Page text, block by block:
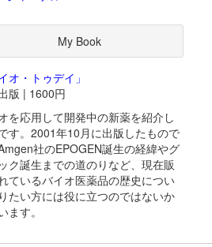
My Book
オ・トゥデイ」
版 | 1600円
を応用して開発中の新薬を紹介し
す。2001年10月に出版したもので
社のEPOGEN誕生の経緯やグ
ク誕生までの道のりなど、現在販
ているバイオ医薬品の歴史につい
たい方には役に立つのではないか
ます。